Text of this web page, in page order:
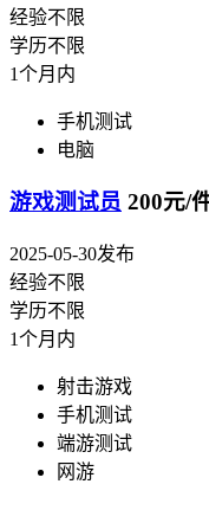
经验不限
学历不限
1个月内
手机测试
电脑
游戏测试员 200元/
2025-05-30发布
经验不限
学历不限
1个月内
射击游戏
手机测试
端游测试
网游